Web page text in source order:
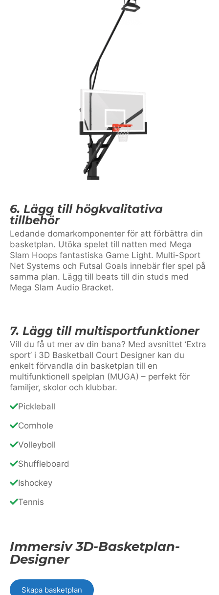
6. Lägg till högkvalitativa
tillbehör
Ledande domarkomponenter för att förbättra din
basketplan. Utöka spelet till natten med Mega
Slam Hoops fantastiska Game Light. Multi-Sport
Net Systems och Futsal Goals innebär fler spel på
samma plan. Lägg till beats till din studs med
Mega Slam Audio Bracket.
7. Lägg till multisportfunktioner
Vill du få ut mer av din bana? Med avsnittet ‘Extra
sport’ i 3D Basketball Court Designer kan du
enkelt förvandla din basketplan till en
multifunktionell spelplan (MUGA) – perfekt för
familjer, skolor och klubbar.
Pickleball
Cornhole
Volleyboll
Shuffleboard
Ishockey
Tennis
Immersiv 3D-Basketplan-
Designer
Skapa basketplan